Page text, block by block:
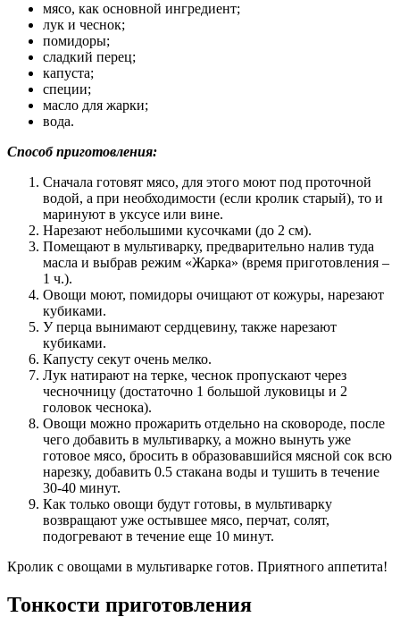
мясо, как основной ингредиент;
лук и чеснок;
помидоры;
сладкий перец;
капуста;
специи;
масло для жарки;
вода.
Способ приготовления:
Сначала готовят мясо, для этого моют под проточной
водой, а при необходимости (если кролик старый), то и
маринуют в уксусе или вине.
Нарезают небольшими кусочками (до 2 см).
Помещают в мультиварку, предварительно налив туда
масла и выбрав режим «Жарка» (время приготовления –
1 ч.).
Овощи моют, помидоры очищают от кожуры, нарезают
кубиками.
У перца вынимают сердцевину, также нарезают
кубиками.
Капусту секут очень мелко.
Лук натирают на терке, чеснок пропускают через
чесночницу (достаточно 1 большой луковицы и 2
головок чеснока).
Овощи можно прожарить отдельно на сковороде, после
чего добавить в мультиварку, а можно вынуть уже
готовое мясо, бросить в образовавшийся мясной сок всю
нарезку, добавить 0.5 стакана воды и тушить в течение
30-40 минут.
Как только овощи будут готовы, в мультиварку
возвращают уже остывшее мясо, перчат, солят,
подогревают в течение еще 10 минут.
Кролик с овощами в мультиварке готов. Приятного аппетита!
Тонкости приготовления